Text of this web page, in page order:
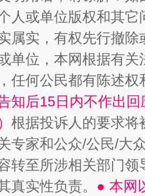
人或单位版权和其它
属实，有权先行撤
单位，本网根据有
任何公民都有陈述
知后15日内不作出
根据投诉人的要求将
专家和公众/公民/大
转至所涉相关部门
真实性负责。 ● 本网